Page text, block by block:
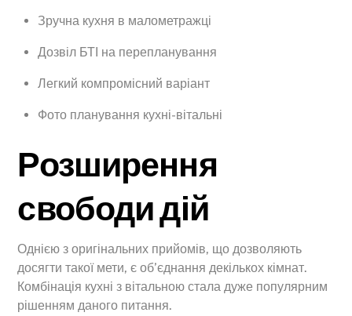
Зручна кухня в малометражці
Дозвіл БТІ на перепланування
Легкий компромісний варіант
Фото планування кухні-вітальні
Розширення
свободи дій
Однією з оригінальних прийомів, що дозволяють
досягти такої мети, є об’єднання декількох кімнат.
Комбінація кухні з вітальною стала дуже популярним
рішенням даного питання.